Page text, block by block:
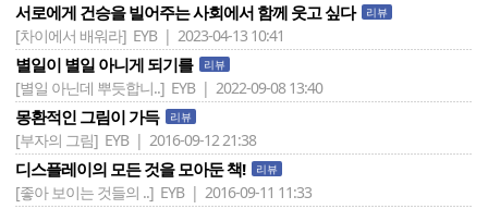
서로에게 건승을 빌어주는 사회에서 함께 웃고 싶다 리뷰
[차이에서 배워라] EYB | 2023-04-13 10:41
별일이 별일 아니게 되기를 리뷰
[별일 아닌데 뿌듯합니..] EYB | 2022-09-08 13:40
몽환적인 그림이 가득 리뷰
[부자의 그림] EYB | 2016-09-12 21:38
디스플레이의 모든 것을 모아둔 책! 리뷰
[좋아 보이는 것들의 ..] EYB | 2016-09-11 11:33